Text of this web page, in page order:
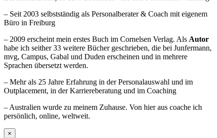
– Seit 2003 selbstständig als Personalberater & Coach mit eigenem
Büro in Freiburg
– 2009 erscheint mein erstes Buch im Cornelsen Verlag. Als Autor
habe ich seither 33 weitere Bücher geschrieben, die bei Junfermann,
mvg, Campus, Gabal und Duden erscheinen und in mehrere
Sprachen übersetzt werden.
– Mehr als 25 Jahre Erfahrung in der Personalauswahl und im
Outplacement, in der Karriereberatung und im Coaching
– Australien wurde zu meinem Zuhause. Von hier aus coache ich
persönlich, online, weltweit.
×